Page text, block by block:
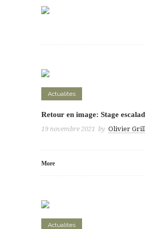
Actualites
Retour en image: Stage
19 novembre 2021 by Olivier
More
Actualites